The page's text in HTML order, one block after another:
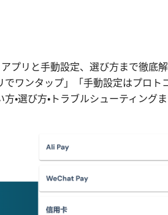
プリと手動設定、選び方まで徹底
ワンタップ」「手動設定はプロト
選び方・トラブルシューティングま